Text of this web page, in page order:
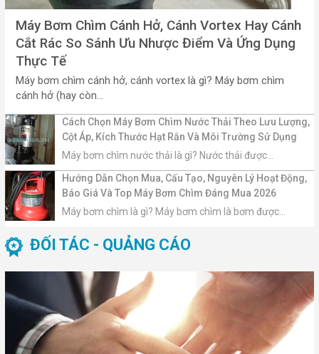
Máy Bơm Chìm Cánh Hở, Cánh Vortex Hay Cánh
Cắt Rác So Sánh Ưu Nhược Điểm Và Ứng Dụng
Thực Tế
Máy bơm chìm cánh hở, cánh vortex là gì? Máy bơm chìm
cánh hở (hay còn...
Cách Chọn Máy Bơm Chìm Nước Thải Theo Lưu Lượng,
Cột Áp, Kích Thước Hạt Rắn Và Môi Trường Sử Dụng
Máy bơm chìm nước thải là gì? Nước thải được...
Hướng Dẫn Chọn Mua, Cấu Tạo, Nguyên Lý Hoạt Động,
Báo Giá Và Top Máy Bơm Chìm Đáng Mua 2026
Máy bơm chìm là gì? Máy bơm chìm là bơm được...
ĐỐI TÁC - QUẢNG CÁO